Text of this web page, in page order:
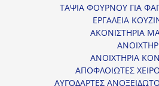
ΤΑΨΙΑ ΦΟΥΡΝΟΥ ΓΙΑ
ΕΡΓΑΛΕΙΑ
ΑΚΟΝΙΣΤΗΡΙΑ
ΑΝΟΙΧΤΗΡΙΑ
ΑΠΟΦΛΟΙΩΤΕΣ
ΑΥΓΟΔΑΡΤΕΣ